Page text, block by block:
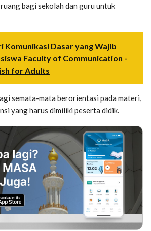
bagi sekolah dan guru untuk
Komunikasi Dasar yang Wajib
Faculty of Communication -
for Adults
semata-mata berorientasi pada materi,
yang harus dimiliki peserta didik.